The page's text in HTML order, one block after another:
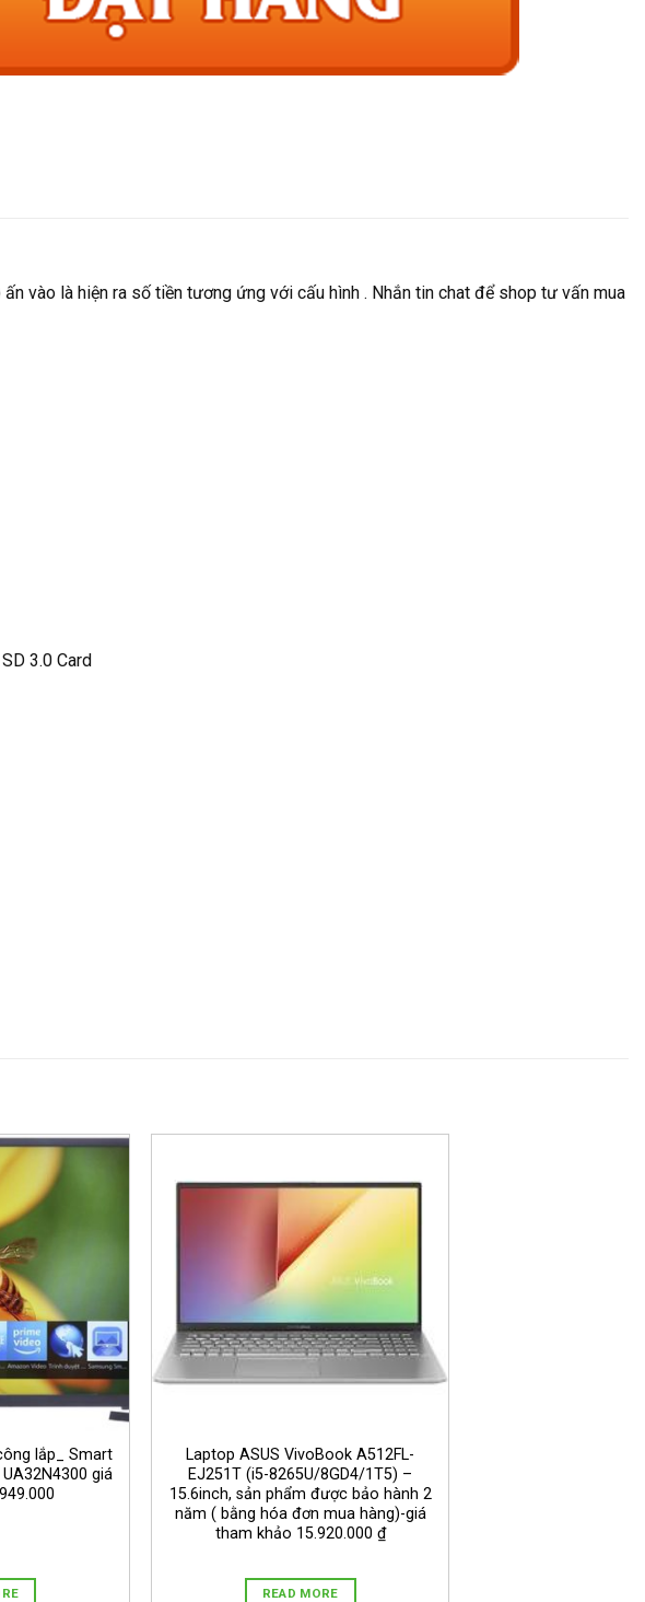
vào là hiện ra số tiền tương ứng với cấu hình . Nhắn tin chat để shop tư vấn mua
3.0 Card
lắp_ Smart
giá
Laptop ASUS VivoBook A512FL-
EJ251T (i5-8265U/8GD4/1T5) –
15.6inch, sản phẩm được bảo hành 2
năm ( bằng hóa đơn mua hàng)-giá
tham khảo 15.920.000 ₫
READ MORE